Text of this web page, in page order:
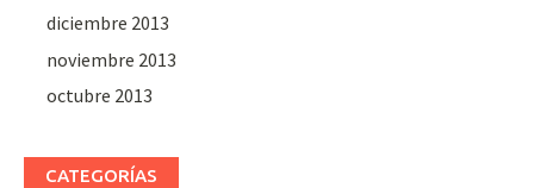
diciembre 2013
noviembre 2013
octubre 2013
CATEGORÍAS